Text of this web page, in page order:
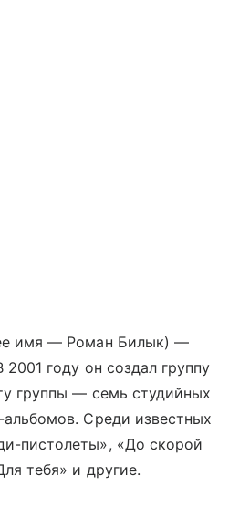
имя — Роман Билык) —
2001 году он создал группу
группы — семь студийных
Среди известных
пистолеты», «До скорой
тебя» и другие.